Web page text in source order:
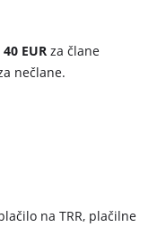
EUR za člane
nečlane.
na TRR, plačilne